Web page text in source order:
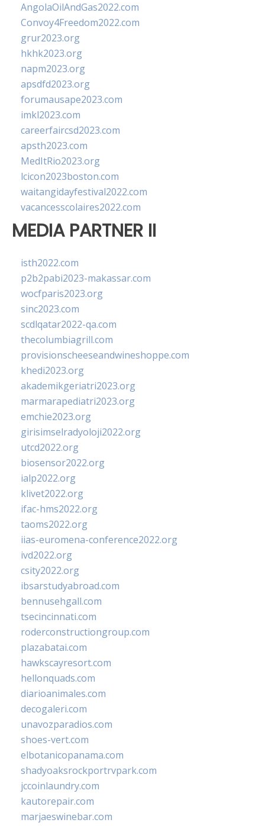
AngolaOilAndGas2022.com
Convoy4Freedom2022.com
grur2023.org
hkhk2023.org
napm2023.org
apsdfd2023.org
forumausape2023.com
imkl2023.com
careerfaircsd2023.com
apsth2023.com
MedItRio2023.org
lcicon2023boston.com
waitangidayfestival2022.com
vacancesscolaires2022.com
MEDIA PARTNER II
isth2022.com
p2b2pabi2023-makassar.com
wocfparis2023.org
sinc2023.com
scdlqatar2022-qa.com
thecolumbiagrill.com
provisionscheeseandwineshoppe.com
khedi2023.org
akademikgeriatri2023.org
marmarapediatri2023.org
emchie2023.org
girisimselradyoloji2022.org
utcd2022.org
biosensor2022.org
ialp2022.org
klivet2022.org
ifac-hms2022.org
taoms2022.org
iias-euromena-conference2022.org
ivd2022.org
csity2022.org
ibsarstudyabroad.com
bennusehgall.com
tsecincinnati.com
roderconstructiongroup.com
plazabatai.com
hawkscayresort.com
hellonquads.com
diarioanimales.com
decogaleri.com
unavozparadios.com
shoes-vert.com
elbotanicopanama.com
shadyoaksrockportrvpark.com
jccoinlaundry.com
kautorepair.com
marjaeswinebar.com